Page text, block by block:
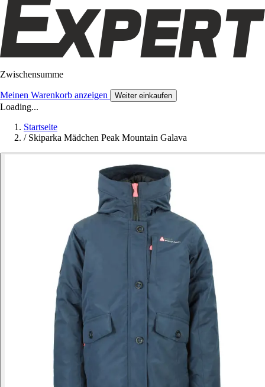
Zwischensumme
Meinen Warenkorb anzeigen Weiter einkaufen
Loading...
Startseite
/ Skiparka Mädchen Peak Mountain Galava